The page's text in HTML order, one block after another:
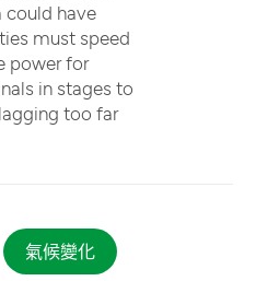
could have
must speed
power for
in stages to
too far
氣候變化